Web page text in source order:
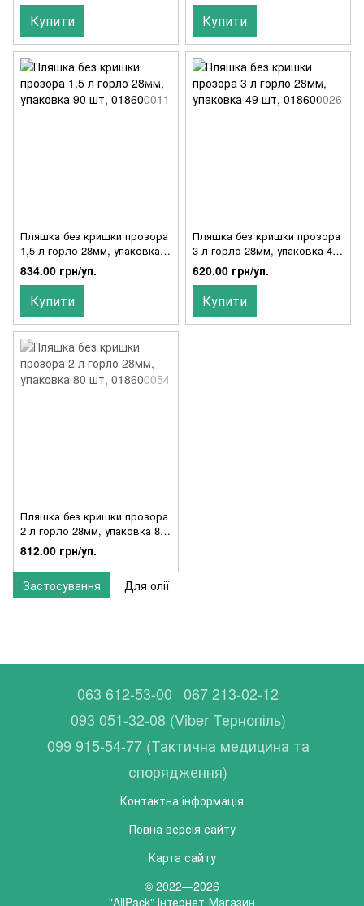
Купити Купити
Пляшка без кришки прозора
1,5 л горло 28мм, упаковка
90 шт, 018600011
834.00 грн/уп.
Купити
Пляшка без кришки прозора
3 л горло 28мм, упаковка 49
шт, 018600026
620.00 грн/уп.
Купити
Пляшка без кришки прозора
2 л горло 28мм, упаковка 80
шт, 018600054
812.00 грн/уп.
Застосування Для олії
063 612-53-00 067 213-02-12
093 051-32-08 (Viber Тернопіль)
099 915-54-77 (Тактична медицина та
спорядження)
Контактна інформація
Повна версія сайту
Карта сайту
© 2022—2026
"AllPack" Інтернет-Магазин